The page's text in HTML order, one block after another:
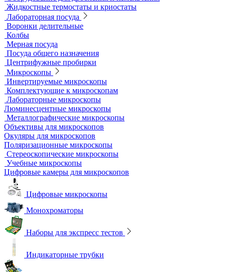
Бидистилляторы
Деионизаторы
Системы отчистки воды
Гомогенизаторы
Диспергаторы
Дробильно-мельничное оборудование
Грохоты и рассевы
Лабораторные сита
Мельницы лабораторные
Оборудование для дробления и измельчения
Жидкостные термостаты и криостаты
Лабораторная посуда
Воронки делительные
Колбы
Мерная посуда
Посуда общего назначения
Центрифужные пробирки
Микроскопы
Инвертируемые микроскопы
Комплектующие к микроскопам
Лабораторные микроскопы
Люминесцентные микроскопы
Металлографические микроскопы
Объективы для микроскопов
Окуляры для микроскопов
Поляризационные микроскопы
Стереоскопические микроскопы
Учебные микроскопы
Цифровые камеры для микроскопов